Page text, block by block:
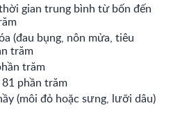
gian trung bình từ bốn đến
(đau bụng, nôn mửa, tiêu
trăm
trăm
phần trăm
(môi đỏ hoặc sưng, lưỡi dâu)